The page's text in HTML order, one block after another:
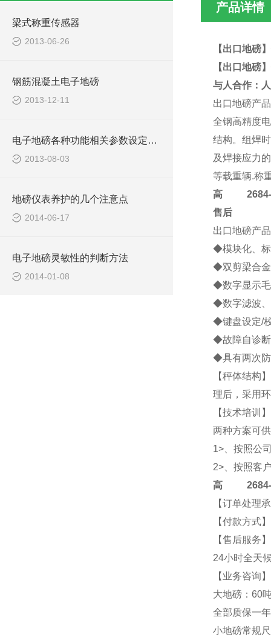
梁式称重传感器
2013-06-26
钢筋混凝土电子地磅
2013-12-11
电子地磅各种功能相关参数设定功能
2013-08-03
地磅仪表养护的几个注意点
2014-06-17
电子地磅灵敏性的判断方法
2014-01-08
产品详情
【出口地磅
【出口地磅
与人合作：
出口地磅产
全钢高精度
结构。组焊
及焊接应力
等载重辆.称
高2684-
售后
出口地磅产
◆模块化、标
◆双剪梁合金
◆数字显示毛
◆数字滤波、
◆键盘设定/
◆故障自诊断
◆具有两次防
【秤体结构
理后，采用
【技术培训
两种方案可
1>、按照公
2>、按照客
高2684-
【订单处理
【付款方式
【售后服务
24小时全天
【业务咨询
大地磅：60
全部质保一
小地磅常规